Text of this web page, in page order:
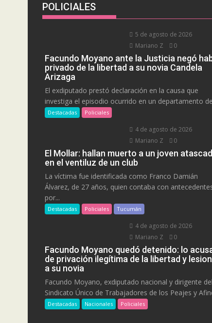
POLICIALES
5 de agosto de 2026
Mariano Z
0
Facundo Moyano ante la Justicia negó
privado de la libertad a su novia Candela
Arizaga
El exdiputado prestó declaración en la causa que
investiga el episodio ocurrido en un departamento
Destacadas Policiales
4 de agosto de 2026
Mariano Z
0
El Mollar: hallan muerto a un joven
en el ventiluz de un club
La víctima fue identificada como Franco Damián
Álvarez, de 27 años, quien contaba con
por...
Destacadas Policiales Tucumán
4 de agosto de 2026
Mariano Z
0
Facundo Moyano quedó detenido: lo
de privación ilegítima de la libertad y
a su novia
Facundo Moyano, exdiputado nacional y dirigente del
Sindicato Único de Trabajadores de los Peajes y
Destacadas Nacionales Policiales